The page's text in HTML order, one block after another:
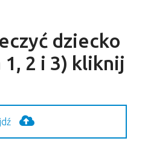
dziecko
2 i 3) kliknij